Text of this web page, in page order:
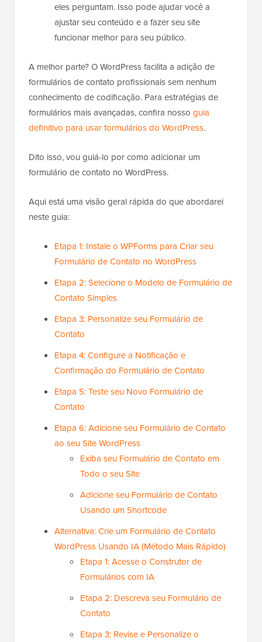
eles perguntam. Isso pode ajudar você a
ajustar seu conteúdo e a fazer seu site
funcionar melhor para seu público.
A melhor parte? O WordPress facilita a adição de
formulários de contato profissionais sem nenhum
conhecimento de codificação. Para estratégias de
formulários mais avançadas, confira nosso guia
definitivo para usar formulários do WordPress.
Dito isso, vou guiá-lo por como adicionar um
formulário de contato no WordPress.
Aqui está uma visão geral rápida do que abordarei
neste guia:
Etapa 1: Instale o WPForms para Criar seu
Formulário de Contato no WordPress
Etapa 2: Selecione o Modelo de Formulário de
Contato Simples
Etapa 3: Personalize seu Formulário de
Contato
Etapa 4: Configure a Notificação e
Confirmação do Formulário de Contato
Etapa 5: Teste seu Novo Formulário de
Contato
Etapa 6: Adicione seu Formulário de Contato
ao seu Site WordPress
Exiba seu Formulário de Contato em
Todo o seu Site
Adicione seu Formulário de Contato
Usando um Shortcode
Alternativa: Crie um Formulário de Contato
WordPress Usando IA (Método Mais Rápido)
Etapa 1: Acesse o Construtor de
Formulários com IA
Etapa 2: Descreva seu Formulário de
Contato
Etapa 3: Revise e Personalize o